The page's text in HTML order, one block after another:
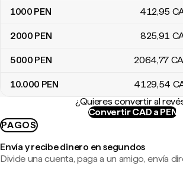
1000 PEN 412,95
2000 PEN 825,91
5000 PEN 2064,77
10.000 PEN 4129,54
¿Quieres convertir al
Convertir CAD a PEN
PAGOS
Envía y recibe dinero en segundos
Divide una cuenta, paga a un amigo, envía